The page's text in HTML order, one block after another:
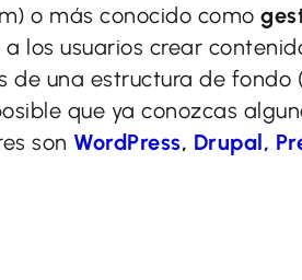
o más conocido como
los usuarios crear
una estructura de fondo
que ya conozcas
son WordPress, Drupal,